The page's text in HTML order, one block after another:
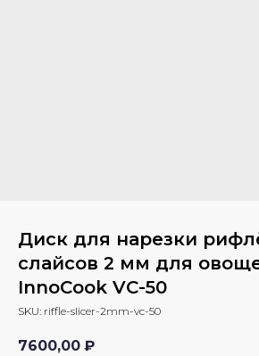
Диск для нарезки
слайсов 2 мм для
InnoCook VС-50
SKU: riffle-slicer-2mm-vc-50
7600,00 ₽